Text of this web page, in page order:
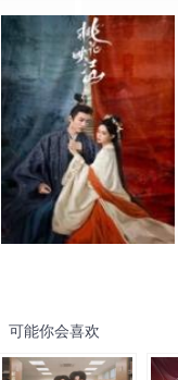
可能你会喜欢